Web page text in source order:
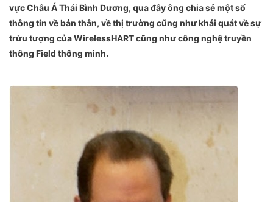
vực Châu Á Thái Bình Dương, qua đây ông chia sẻ một số
thông tin về bản thân, về thị trường cũng như khái quát về sự
trừu tượng của WirelessHART cũng như công nghệ truyền
thông Field thông minh.